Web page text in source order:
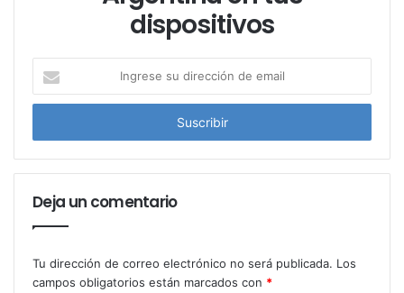
dispositivos
g
e
s
s
i
Deja un comentario
Tu dirección de correo electrónico no será publicada. Los
campos obligatorios están marcados con *